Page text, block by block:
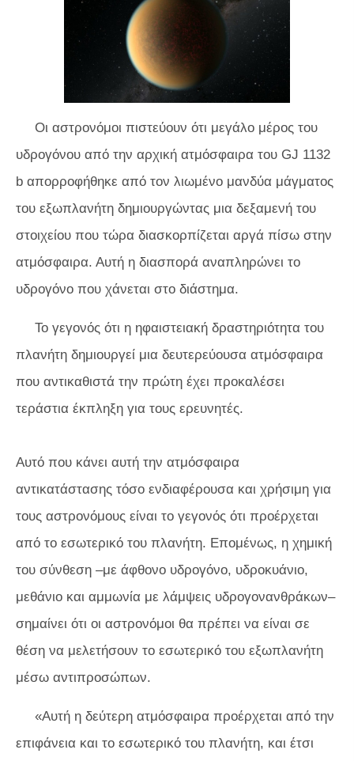
Οι αστρονόμοι πιστεύουν ότι μεγάλο μέρος του
υδρογόνου από την αρχική ατμόσφαιρα του GJ 1132
b απορροφήθηκε από τον λιωμένο μανδύα μάγματος
του εξωπλανήτη δημιουργώντας μια δεξαμενή του
στοιχείου που τώρα διασκορπίζεται αργά πίσω στην
ατμόσφαιρα. Αυτή η διασπορά αναπληρώνει το
υδρογόνο που χάνεται στο διάστημα.
Το γεγονός ότι η ηφαιστειακή δραστηριότητα του
πλανήτη δημιουργεί μια δευτερεύουσα ατμόσφαιρα
που αντικαθιστά την πρώτη έχει προκαλέσει
τεράστια έκπληξη για τους ερευνητές.
Αυτό που κάνει αυτή την ατμόσφαιρα
αντικατάστασης τόσο ενδιαφέρουσα και χρήσιμη για
τους αστρονόμους είναι το γεγονός ότι προέρχεται
από το εσωτερικό του πλανήτη. Επομένως, η χημική
του σύνθεση –με άφθονο υδρογόνο, υδροκυάνιο,
μεθάνιο και αμμωνία με λάμψεις υδρογονανθράκων–
σημαίνει ότι οι αστρονόμοι θα πρέπει να είναι σε
θέση να μελετήσουν το εσωτερικό του εξωπλανήτη
μέσω αντιπροσώπων.
«Αυτή η δεύτερη ατμόσφαιρα προέρχεται από την
επιφάνεια και το εσωτερικό του πλανήτη, και έτσι